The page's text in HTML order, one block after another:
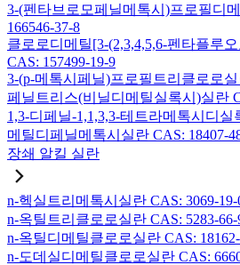
3-(펜타브로모페닐메톡시)프로필디
166546-37-8
클로로디메틸[3-(2,3,4,5,6-펜타플루
CAS: 157499-19-9
3-(p-메톡시페닐)프로필트리클로로실
페닐트리스(비닐디메틸실록시)실란
1,3-디페닐-1,1,3,3-테트라메톡시디실
메틸디페닐메톡시실란 CAS: 18407-
장쇄 알킬 실란
n-헥실트리메톡시실란 CAS: 3069-19-
n-옥틸트리클로로실란 CAS: 5283-66-
n-옥틸디메틸클로로실란 CAS:
n-도데실디메틸클로로실란 CAS: